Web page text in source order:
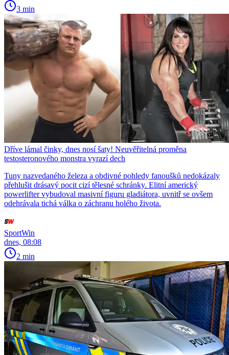
3 min
Dříve lámal činky, dnes nosí šaty! Neuvěřitelná proměna
testosteronového monstra vyrazí dech
Tuny nazvedaného železa a obdivné pohledy fanoušků nedokázaly
přehlušit drásavý pocit cizí tělesné schránky. Elitní americký
powerlifter vybudoval masivní figuru gladiátora, uvnitř se ovšem
odehrávala tichá válka o záchranu holého života.
SportWin
dnes, 08:08
2 min